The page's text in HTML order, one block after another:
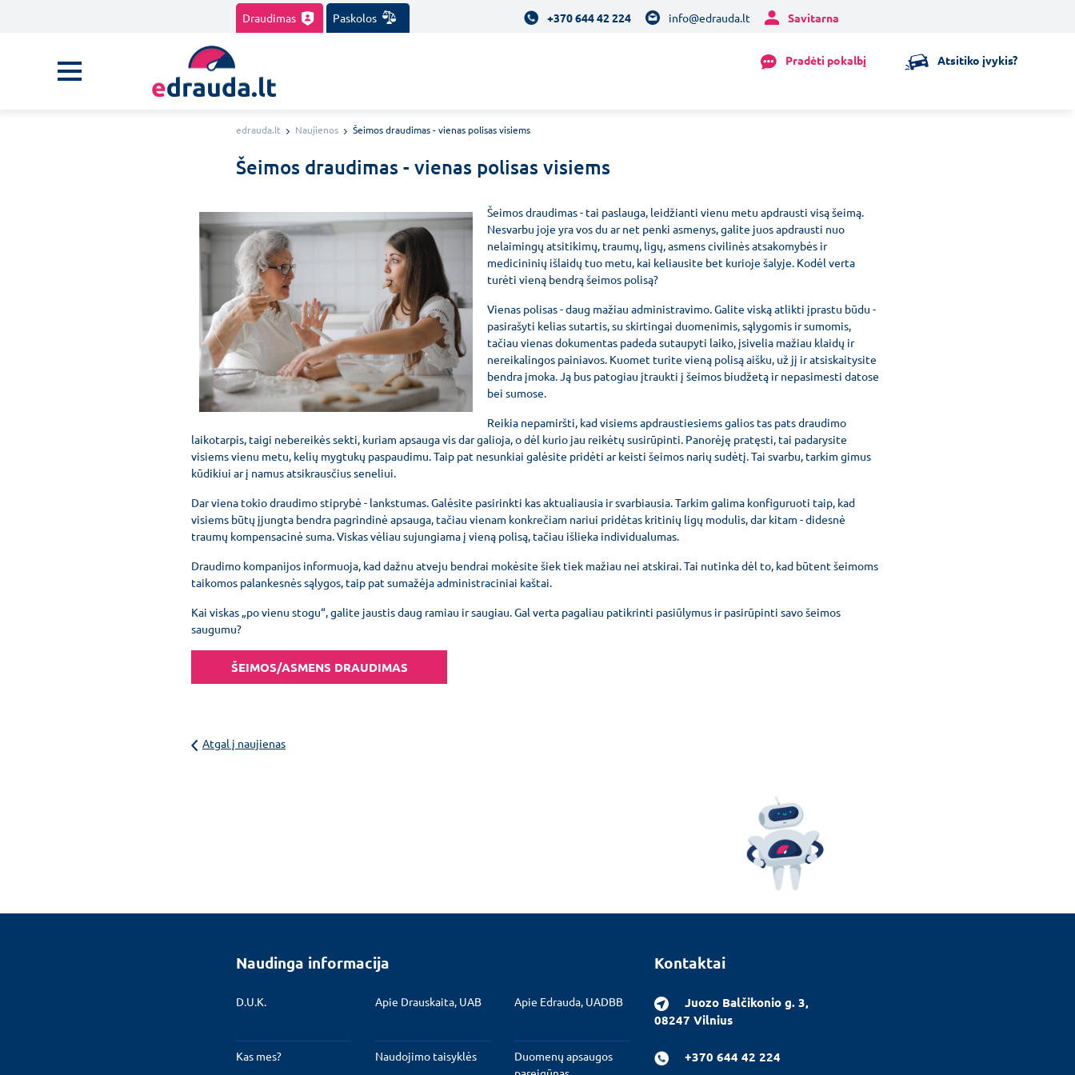
Draudimas Paskolos +370 644 42 224 info@edrauda.lt Savitarna
Pradėti pokalbį Atsitiko įvykis?
edrauda.lt Naujienos Šeimos draudimas - vienas polisas visiems
Šeimos draudimas - vienas polisas visiems
Šeimos draudimas - tai paslauga, leidžianti vienu metu apdrausti visą šeimą.
Nesvarbu joje yra vos du ar net penki asmenys, galite juos apdrausti nuo
nelaimingų atsitikimų, traumų, ligų, asmens civilinės atsakomybės ir
medicininių išlaidų tuo metu, kai keliausite bet kurioje šalyje. Kodėl verta
turėti vieną bendrą šeimos polisą?
Vienas polisas - daug mažiau administravimo. Galite viską atlikti įprastu būdu -
pasirašyti kelias sutartis, su skirtingai duomenimis, sąlygomis ir sumomis,
tačiau vienas dokumentas padeda sutaupyti laiko, įsivelia mažiau klaidų ir
nereikalingos painiavos. Kuomet turite vieną polisą aišku, už jį ir atsiskaitysite
bendra įmoka. Ją bus patogiau įtraukti į šeimos biudžetą ir nepasimesti datose
bei sumose.
Reikia nepamiršti, kad visiems apdraustiesiems galios tas pats draudimo
laikotarpis, taigi nebereikės sekti, kuriam apsauga vis dar galioja, o dėl kurio jau reikėtų susirūpinti. Panorėję pratęsti, tai padarysite
visiems vienu metu, kelių mygtukų paspaudimu. Taip pat nesunkiai galėsite pridėti ar keisti šeimos narių sudėtį. Tai svarbu, tarkim gimus
kūdikiui ar į namus atsikrausčius seneliui.
Dar viena tokio draudimo stiprybė - lankstumas. Galėsite pasirinkti kas aktualiausia ir svarbiausia. Tarkim galima konfiguruoti taip, kad
visiems būtų įjungta bendra pagrindinė apsauga, tačiau vienam konkrečiam nariui pridėtas kritinių ligų modulis, dar kitam - didesnė
traumų kompensacinė suma. Viskas vėliau sujungiama į vieną polisą, tačiau išlieka individualumas.
Draudimo kompanijos informuoja, kad dažnu atveju bendrai mokėsite šiek tiek mažiau nei atskirai. Tai nutinka dėl to, kad būtent šeimoms
taikomos palankesnės sąlygos, taip pat sumažėja administraciniai kaštai.
Kai viskas „po vienu stogu“, galite jaustis daug ramiau ir saugiau. Gal verta pagaliau patikrinti pasiūlymus ir pasirūpinti savo šeimos
saugumu?
ŠEIMOS/ASMENS DRAUDIMAS
Atgal į naujienas
Naudinga informacija Kontaktai
D.U.K. Apie Drauskaita, UAB Apie Edrauda, UADBB
Juozo Balčikonio g. 3,
08247 Vilnius
Kas mes? Naudojimo taisyklės
Duomenų apsaugos
+370 644 42 224